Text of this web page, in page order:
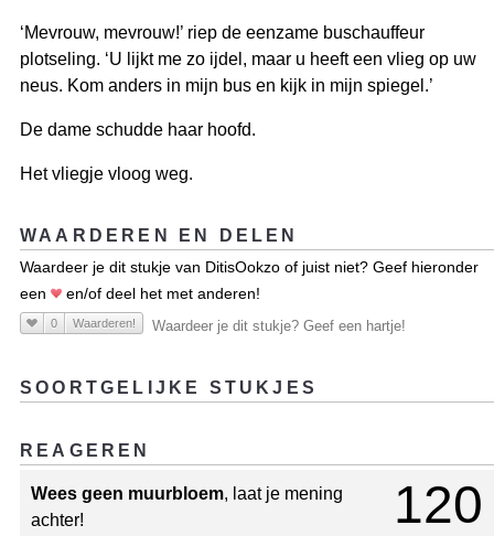
‘Mevrouw, mevrouw!’ riep de eenzame buschauffeur
plotseling. ‘U lijkt me zo ijdel, maar u heeft een vlieg op uw
neus. Kom anders in mijn bus en kijk in mijn spiegel.’
De dame schudde haar hoofd.
Het vliegje vloog weg.
WAARDEREN EN DELEN
Waardeer je dit stukje van DitisOokzo of juist niet? Geef hieronder
een
en/of deel het met anderen!
0 Waarderen! Waardeer je dit stukje? Geef een hartje!
SOORTGELIJKE STUKJES
REAGEREN
120
Wees geen muurbloem, laat je mening
achter!